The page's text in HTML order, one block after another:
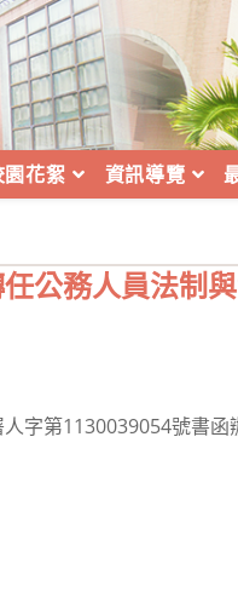
園花絮 資訊導覽
公務人員法制
字第1130039054號書